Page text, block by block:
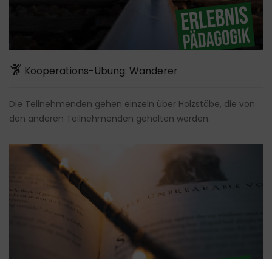
Kooperations-Übung: Wanderer
Die Teilnehmenden gehen einzeln über Holzstäbe, die von
den anderen Teilnehmenden gehalten werden.